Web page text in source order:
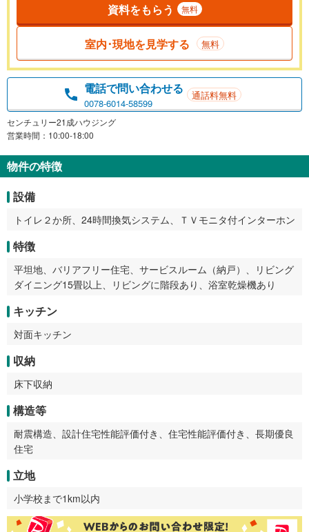
資料をもらう 無料
室内･現地を見学する 無料
電話で問い合わせる
0078-6014-58599
通話料無料
センチュリー21成ハウジング
営業時間：10:00-18:00
物件の特徴
設備
トイレ２か所、24時間換気システム、ＴＶモニタ付インターホン
特徴
平坦地、バリアフリー住宅、サービスルーム（納戸）、リビング
ダイニング15畳以上、リビングに階段あり、浴室乾燥機あり
キッチン
対面キッチン
収納
床下収納
構造等
耐震構造、設計住宅性能評価付き、住宅性能評価付き、長期優良
住宅
立地
小学校まで1km以内